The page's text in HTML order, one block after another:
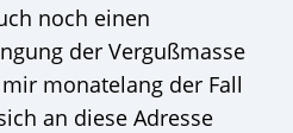
noch einen
der Vergußmasse
monatelang der Fall
an diese Adresse